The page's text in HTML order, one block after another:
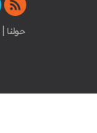
حولنا |